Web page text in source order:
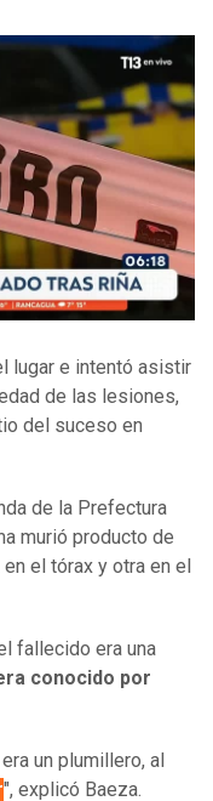
lugar e intentó asistir
de las lesiones,
del suceso en
de la Prefectura
murió producto de
en el tórax y otra en el
fallecido era una
conocido por
un plumillero, al
", explicó Baeza.